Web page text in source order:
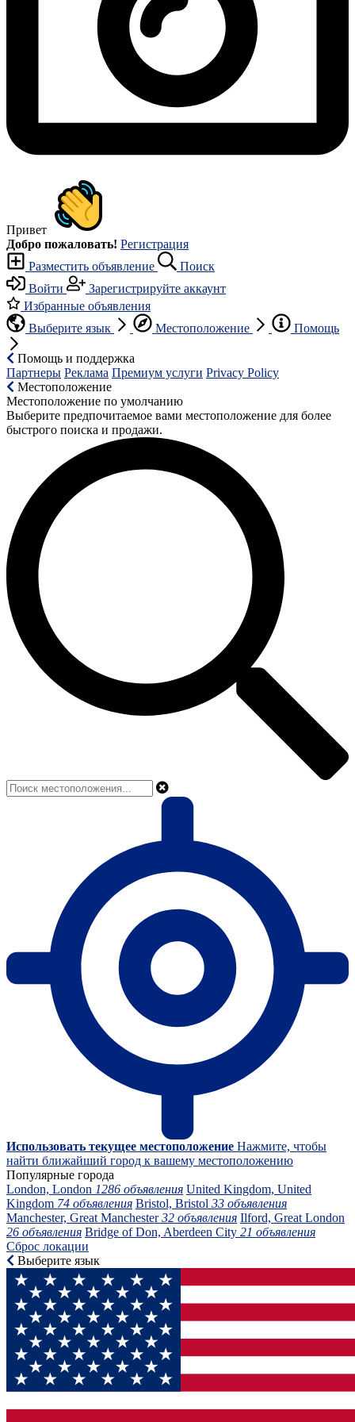
Привет
Добро пожаловать! Регистрация
Разместить объявление
Поиск
Войти
Зарегистрируйте аккаунт
Избранные объявления
Выберите язык
Местоположение Помощь
Помощь и поддержка
Партнеры Реклама Премиум услуги Privacy Policy
Местоположение
Местоположение по умолчанию
Выберите предпочитаемое вами местоположение для более
быстрого поиска и продажи.
Использовать текущее местоположение Нажмите, чтобы
найти ближайший город к вашему местоположению
Популярные города
London, London 1286 объявления United Kingdom, United
Kingdom 74 объявления Bristol, Bristol 33 объявления
Manchester, Great Manchester32 объявления Ilford, Great London
26 объявления Bridge of Don, Aberdeen City 21 объявления
Сброс локации
Выберите язык